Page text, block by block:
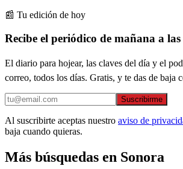
📰 Tu edición de hoy
Recibe el periódico de mañana a
El diario para hojear, las claves del día y el
correo, todos los días. Gratis, y te das de baja
Suscribirme
Al suscribirte aceptas nuestro aviso de
baja cuando quieras.
Más búsquedas en Sonora